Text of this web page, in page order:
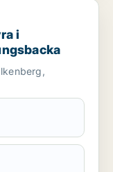
Varberg eller
i